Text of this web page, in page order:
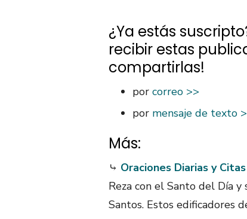
¿Ya estás
recibir estas
compartirlas!
por correo >>
por mensaje de texto
Más:
⤷ Oraciones Diarias y
Reza con el Santo del Día
Santos. Estos edificadores